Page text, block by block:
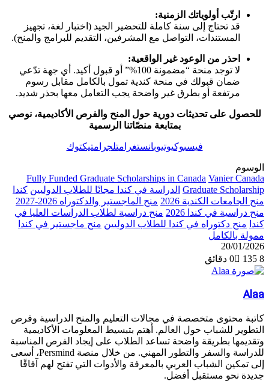
ارتّب أولوياتك الزمنية:
قد تحتاج إلى سنة كاملة للتحضير الجيد (اختبار لغة، تجهيز
المستندات، التواصل مع المشرفين، التقديم للبرامج والمنح).
احذر من الوعود غير الواقعية:
لا توجد منحة “مضمونة 100%” أو قبول أكيد. أي جهة تدّعي
ضمان قبولك في منحة كندية تمول بالكامل مقابل رسوم
مرتفعة أو بطرق غير واضحة يجب التعامل معها بحذر شديد.
للحصول على تحديثات دورية حول المنح والفرص الأكاديمية، نوصي
بمتابعة منصّاتنا الرسمية
فيسبوكيوتيوبانستغرامتلجرامتيكتوك
الوسوم
Fully Funded Graduate Scholarships in Canada Vanier Canada
Graduate Scholarship الدراسة في كندا مجانًا للطلاب الدوليين كندا
منح الجامعات الكندية 2026
منح الماجستير والدكتوراه 2026-2027
منح دراسية في كندا 2026
منح دراسية لطلاب الدراسات العليا في
كندا منح دكتوراه في كندا للطلاب الدوليين منح ماجستير في كندا
ممولة بالكامل
20/01/2026
0
135 8 دقائق
Alaa
كاتبة محتوى متخصصة في مجالات التعليم والمنح الدراسية وفرص
التطوير للشباب حول العالم. أهتم بتبسيط المعلومات الأكاديمية
وتقديمها بطريقة واضحة تساعد الطلاب على إيجاد الفرص المناسبة
للدراسة والسفر والتطور المهني. من خلال منصة Persmind، أسعى
إلى تمكين الشباب العربي بالمعرفة والأدوات التي تفتح لهم آفاقًا
جديدة نحو مستقبل أفضل.